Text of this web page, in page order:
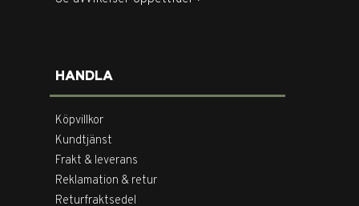
HANDLA
Köpvillkor
Kundtjänst
Frakt & leverans
Reklamation & retur
Returfraktsedel